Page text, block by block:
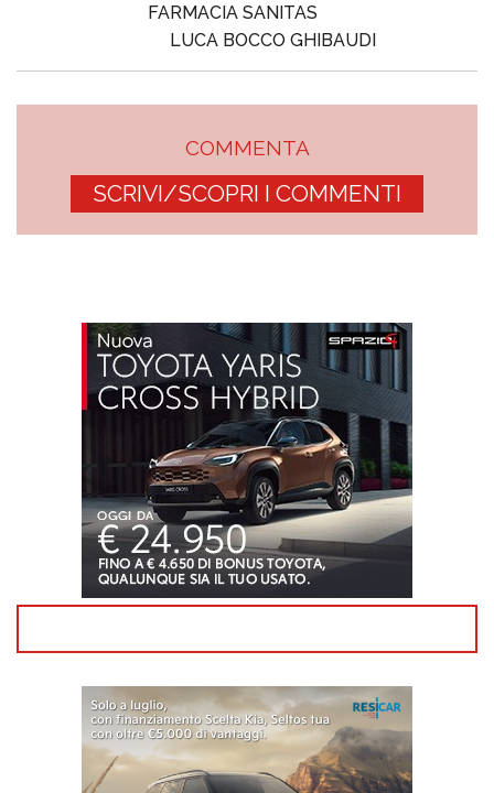
FARMACIA SANITAS
LUCA BOCCO GHIBAUDI
COMMENTA
SCRIVI/SCOPRI I COMMENTI